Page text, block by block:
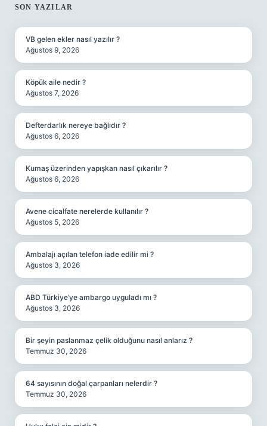
SIDEBAR
SON YAZILAR
VB gelen ekler nasıl yazılır ?
Ağustos 9, 2026
Köpük aile nedir ?
Ağustos 7, 2026
Defterdarlık nereye bağlıdır ?
Ağustos 6, 2026
Kumaş üzerinden yapışkan nasıl çıkarılır ?
Ağustos 6, 2026
Avene cicalfate nerelerde kullanılır ?
Ağustos 5, 2026
Ambalajı açılan telefon iade edilir mi ?
Ağustos 3, 2026
ABD Türkiye’ye ambargo uyguladı mı ?
Ağustos 3, 2026
Bir şeyin paslanmaz çelik olduğunu nasıl anlarız ?
Temmuz 30, 2026
64 sayısının doğal çarpanları nelerdir ?
Temmuz 30, 2026